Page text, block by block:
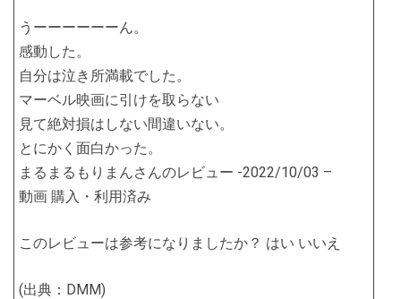
うーーーーーーん。
感動した。
自分は泣き所満載でした。
マーベル映画に引けを取らない
見て絶対損はしない間違いない。
とにかく面白かった。
まるまるもりまんさんのレビュー -2022/10/03 –
動画 購入・利用済み
このレビューは参考になりましたか？ はい いいえ
(出典：DMM)